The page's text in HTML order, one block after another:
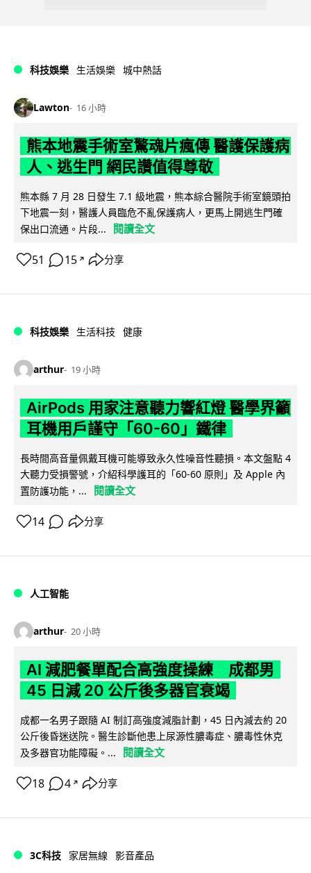
科技娛樂 生活娛樂 城中熱話
Lawton 16 小時
熊本地震手術室驚魂片瘋傳 醫護保護病
人、逃生門 網民讚值得尊敬
熊本縣 7 月 28 日發生 7.1 級地震，熊本綜合醫院手術室鏡頭拍
下地震一刻，醫護人員臨危不亂保護病人，更馬上開逃生門確
保出口流通。片段...
閱讀全文
51 15 ↗ 分享
科技娛樂 生活科技 健康
arthur 19 小時
AirPods 用家注意聽力響紅燈 醫學界籲
耳機用戶謹守「60-60」鐵律
長時間高音量佩戴耳機可能導致永久性噪音性聽損。本文盤點 4
大聽力受損警號，介紹科學護耳的「60-60 原則」及 Apple 內
置防護功能，...
閱讀全文
14 分享
人工智能
arthur 20 小時
AI 減肥餐單配合高強度操練 成都男
45 日減 20 公斤後多器官衰竭
成都一名男子跟隨 AI 制訂高強度減脂計劃，45 日內減去約 20
公斤後昏迷送院。醫生診斷他患上尿源性膿毒症、膿毒性休克
及多器官功能障礙。...
閱讀全文
18 4 ↗ 分享
3C科技 家居無線 影音產品